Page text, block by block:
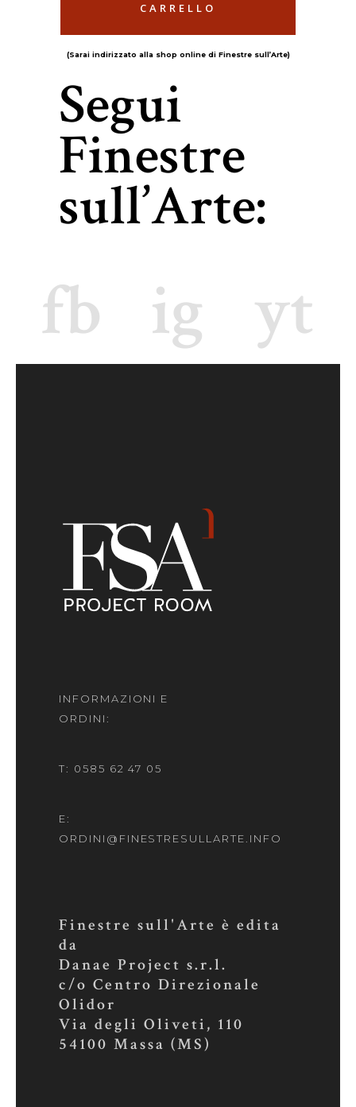
CARRELLO
(Sarai indirizzato alla shop online di Finestre sull’Arte)
Segui
Finestre
sull’Arte:
fb
fb ig
ig yt
yt
INFORMAZIONI E
ORDINI:
T: 0585 62 47 05
E:
ORDINI@FINESTRESULLARTE.INFO
Finestre sull'Arte è edita
da
Danae Project s.r.l.
c/o Centro Direzionale
Olidor
Via degli Oliveti, 110
54100 Massa (MS)